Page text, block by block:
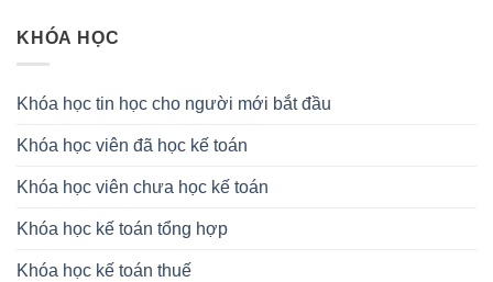
KHÓA HỌC
Khóa học tin học cho người mới bắt đầu
Khóa học viên đã học kế toán
Khóa học viên chưa học kế toán
Khóa học kế toán tổng hợp
Khóa học kế toán thuế